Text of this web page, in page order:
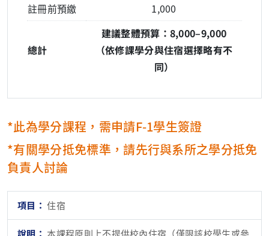
註冊前預繳
1,000
總計
建議整體預算：8,000–9,000
（依修課學分與住宿選擇略有不
同）
*此為學分課程，需申請F-1學生簽證
*有關學分抵免標準，請先行與系所之學分抵免
負責人討論
住宿
本課程原則上不提供校內住宿（僅限該校學生或參